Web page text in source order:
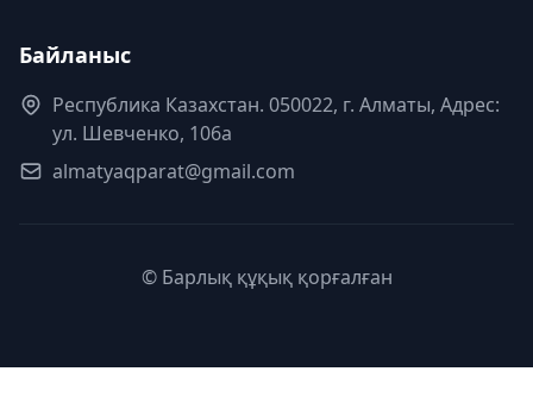
Байланыс
Республика Казахстан. 050022, г. Алматы, Адрес:
ул. Шевченко, 106а
almatyaqparat@gmail.com
© Барлық құқық қорғалған